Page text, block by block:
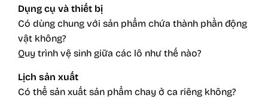
Dụng cụ và thiết bị
Có dùng chung với sản phẩm chứa thành phần động
vật không?
Quy trình vệ sinh giữa các lô như thế nào?
Lịch sản xuất
Có thể sản xuất sản phẩm chay ở ca riêng không?